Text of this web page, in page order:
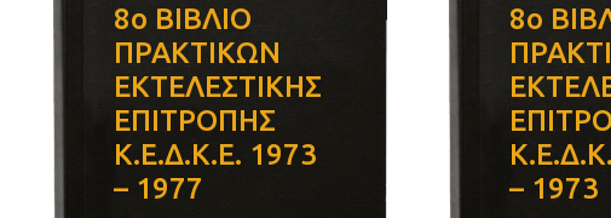
8ο ΒΙΒΛΙΟ
ΠΡΑΚΤΙΚΩΝ
ΕΚΤΕΛΕΣΤΙΚΗΣ
ΕΠΙΤΡΟΠΗΣ
Κ.Ε.Δ.Κ.Ε. 1973
– 1977
8ο
– 1973